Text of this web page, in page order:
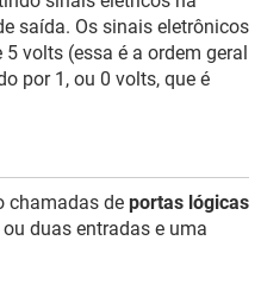
saída. Os sinais eletrônicos
volts (essa é a ordem geral
por 1, ou 0 volts, que é
chamadas de portas lógicas
duas entradas e uma